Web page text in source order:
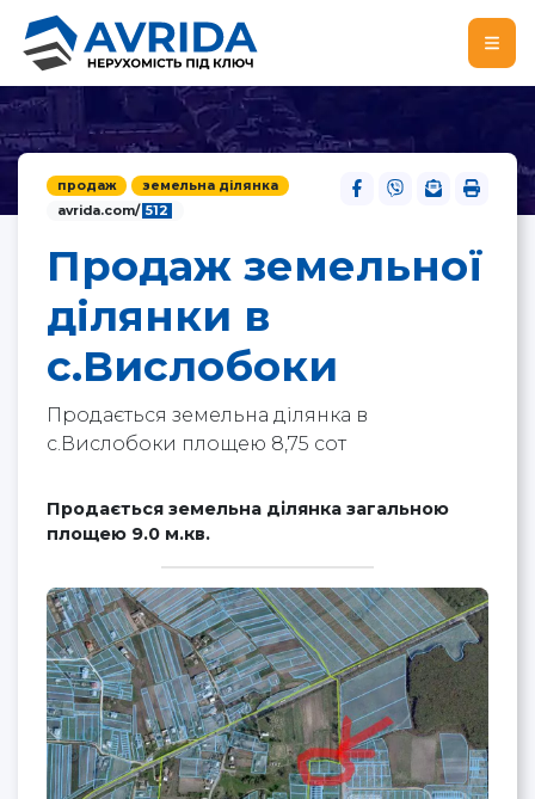
продаж
земельна ділянка
avrida.com/ 512
Продаж земельної
ділянки в
с.Вислобоки
Продається земельна ділянка в
с.Вислобоки площею 8,75 сот
Продається земельна ділянка загальною
площею 9.0 м.кв.